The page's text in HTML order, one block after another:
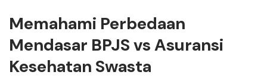
Memahami Perbedaan
Mendasar BPJS vs Asuransi
Kesehatan Swasta